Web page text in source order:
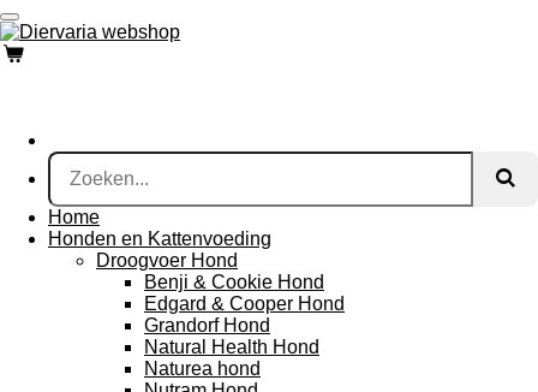
Ga
direct
naar
Home
Honden en Kattenvoeding
Droogvoer Hond
Benji & Cookie Hond
Edgard & Cooper Hond
Grandorf Hond
Natural Health Hond
Naturea hond